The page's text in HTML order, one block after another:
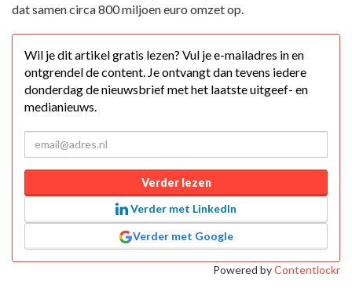
dat samen circa 800 miljoen euro omzet op.
Wil je dit artikel gratis lezen? Vul je e-mailadres in en
ontgrendel de content. Je ontvangt dan tevens iedere
donderdag de nieuwsbrief met het laatste uitgeef- en
medianieuws.
Verder lezen
Verder met LinkedIn
Verder met Google
Powered byContentlockr